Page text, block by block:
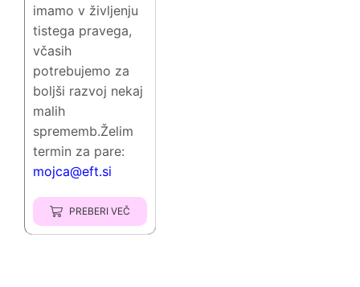
imamo v življenju
tistega pravega,
včasih
potrebujemo za
boljši razvoj nekaj
malih
sprememb.Želim
termin za pare:
mojca@eft.si
PREBERI VEČ